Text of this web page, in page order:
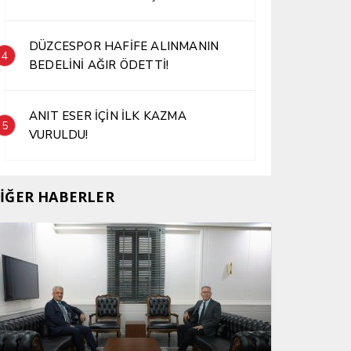
4
DÜZCESPOR HAFİFE ALINMANIN
BEDELİNİ AĞIR ÖDETTİ!
5
ANIT ESER İÇİN İLK KAZMA
VURULDU!
HABERLER